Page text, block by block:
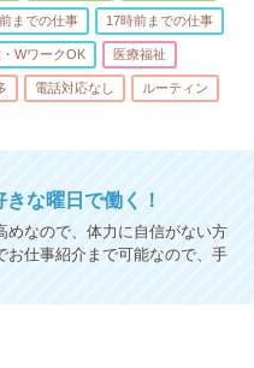
までの仕事 17時前までの仕事
WワークOK 医療福祉
電話対応なし ルーティン
な曜日で働く！
なので、体力に自信がない方
仕事紹介まで可能なので、手